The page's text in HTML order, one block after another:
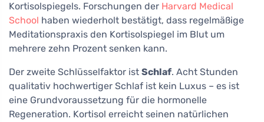
Kortisolspiegels. Forschungen der Harvard Medical
School haben wiederholt bestätigt, dass regelmäßige
Meditationspraxis den Kortisolspiegel im Blut um
mehrere zehn Prozent senken kann.
Der zweite Schlüsselfaktor ist Schlaf. Acht Stunden
qualitativ hochwertiger Schlaf ist kein Luxus – es ist
eine Grundvoraussetzung für die hormonelle
Regeneration. Kortisol erreicht seinen natürlichen